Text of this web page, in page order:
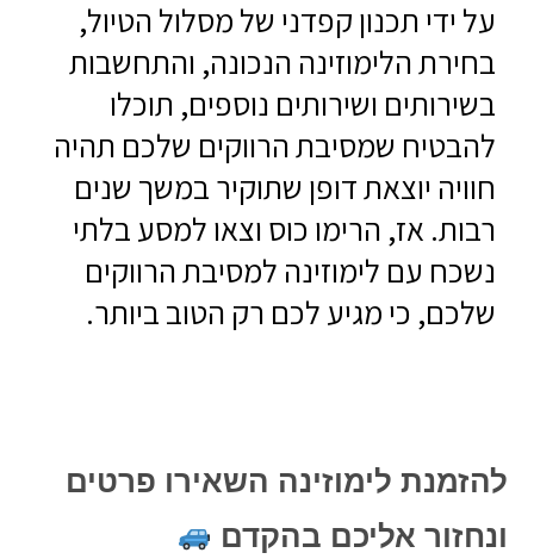
על ידי תכנון קפדני של מסלול הטיול,
בחירת הלימוזינה הנכונה, והתחשבות
בשירותים ושירותים נוספים, תוכלו
להבטיח שמסיבת הרווקים שלכם תהיה
חוויה יוצאת דופן שתוקיר במשך שנים
רבות. אז, הרימו כוס וצאו למסע בלתי
נשכח עם לימוזינה למסיבת הרווקים
שלכם, כי מגיע לכם רק הטוב ביותר.
להזמנת לימוזינה השאירו פרטים
ונחזור אליכם בהקדם